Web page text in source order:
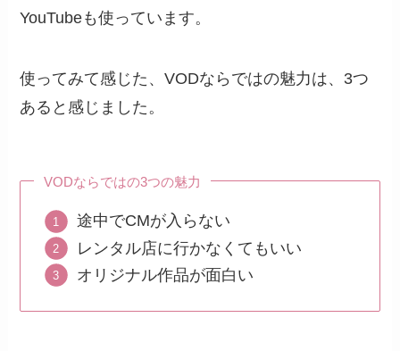
YouTubeも使っています。
使ってみて感じた、VODならではの魅力は、3つ
あると感じました。
VODならではの3つの魅力
途中でCMが入らない
レンタル店に行かなくてもいい
オリジナル作品が面白い